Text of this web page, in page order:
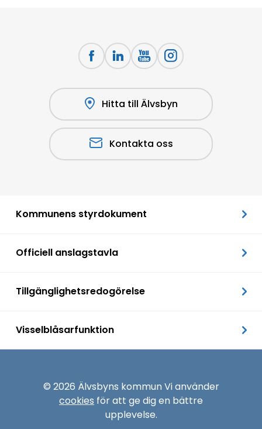
Hitta till Älvsbyn
Kontakta oss
Kommunens styrdokument
Officiell anslagstavla
Tillgänglighetsredogörelse
Visselblåsarfunktion
© 2026 Älvsbyns kommun Vi använder
cookies för att ge dig en bättre
upplevelse.